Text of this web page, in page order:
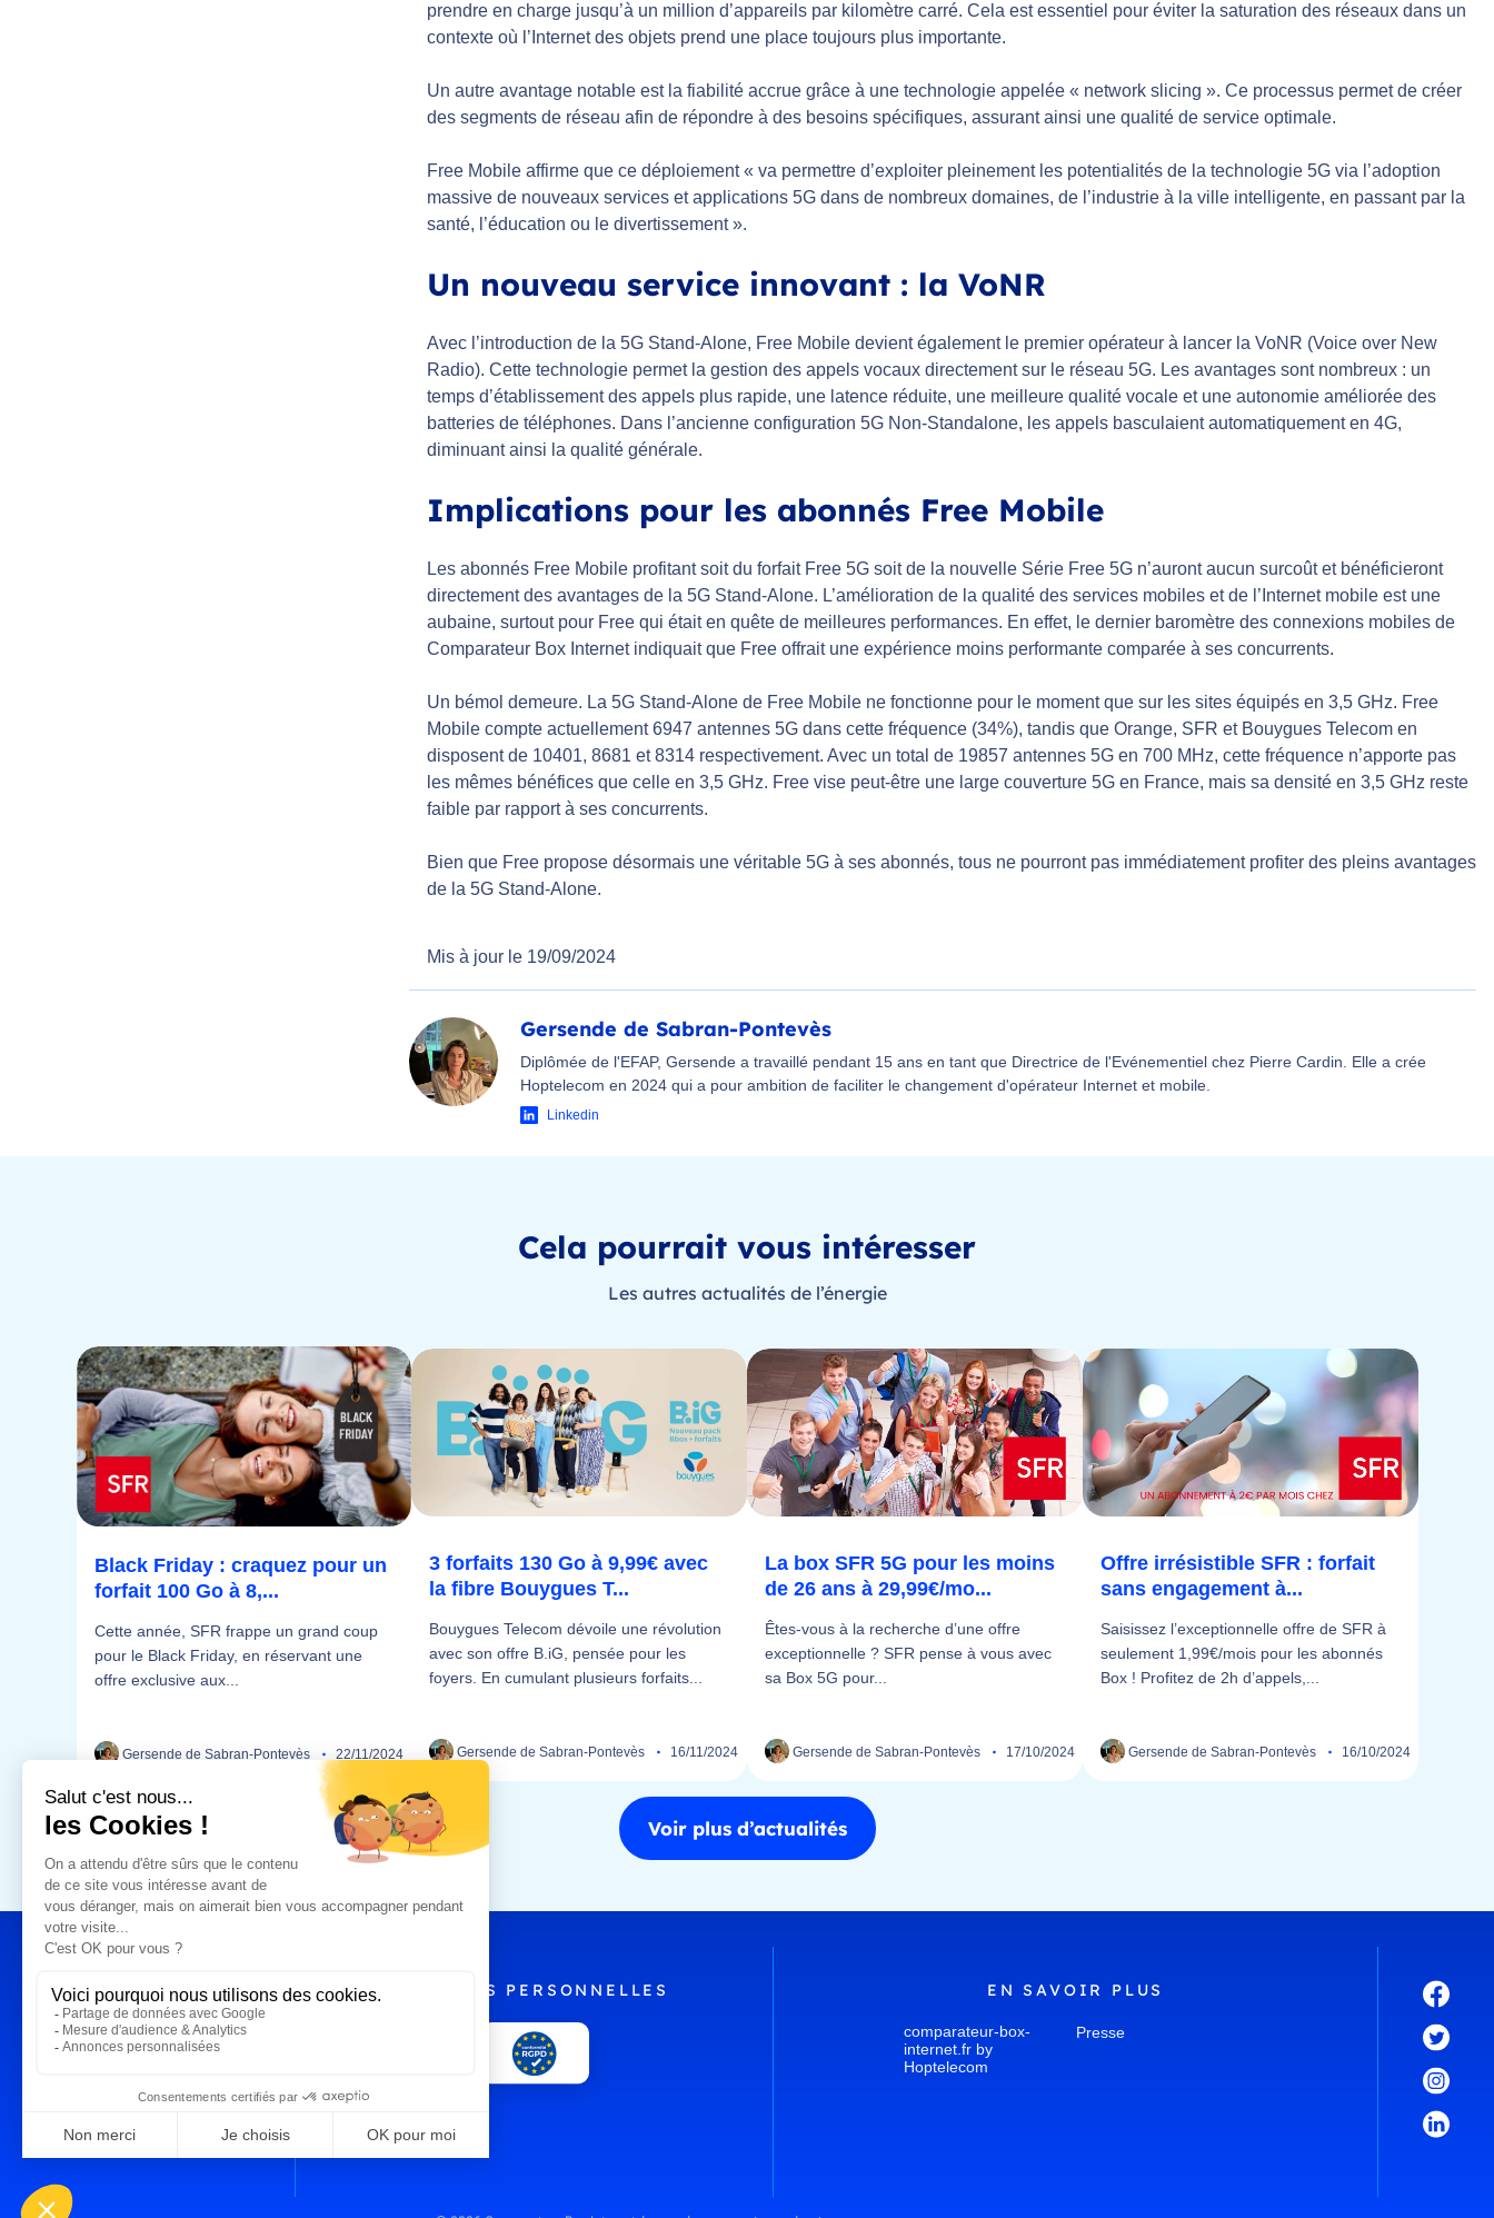
prendre en charge jusqu’à un million d’appareils par kilomètre carré. Cela est essentiel pour éviter la saturation des réseaux dans un
contexte où l’Internet des objets prend une place toujours plus importante.
Un autre avantage notable est la fiabilité accrue grâce à une technologie appelée « network slicing ». Ce processus permet de créer
des segments de réseau afin de répondre à des besoins spécifiques, assurant ainsi une qualité de service optimale.
Free Mobile affirme que ce déploiement « va permettre d’exploiter pleinement les potentialités de la technologie 5G via l’adoption
massive de nouveaux services et applications 5G dans de nombreux domaines, de l’industrie à la ville intelligente, en passant par la
santé, l’éducation ou le divertissement ».
Un nouveau service innovant : la VoNR
Avec l’introduction de la 5G Stand-Alone, Free Mobile devient également le premier opérateur à lancer la VoNR (Voice over New
Radio). Cette technologie permet la gestion des appels vocaux directement sur le réseau 5G. Les avantages sont nombreux : un
temps d’établissement des appels plus rapide, une latence réduite, une meilleure qualité vocale et une autonomie améliorée des
batteries de téléphones. Dans l’ancienne configuration 5G Non-Standalone, les appels basculaient automatiquement en 4G,
diminuant ainsi la qualité générale.
Implications pour les abonnés Free Mobile
Les abonnés Free Mobile profitant soit du forfait Free 5G soit de la nouvelle Série Free 5G n’auront aucun surcoût et bénéficieront
directement des avantages de la 5G Stand-Alone. L’amélioration de la qualité des services mobiles et de l’Internet mobile est une
aubaine, surtout pour Free qui était en quête de meilleures performances. En effet, le dernier baromètre des connexions mobiles de
Comparateur Box Internet indiquait que Free offrait une expérience moins performante comparée à ses concurrents.
Un bémol demeure. La 5G Stand-Alone de Free Mobile ne fonctionne pour le moment que sur les sites équipés en 3,5 GHz. Free
Mobile compte actuellement 6947 antennes 5G dans cette fréquence (34%), tandis que Orange, SFR et Bouygues Telecom en
disposent de 10401, 8681 et 8314 respectivement. Avec un total de 19857 antennes 5G en 700 MHz, cette fréquence n’apporte pas
les mêmes bénéfices que celle en 3,5 GHz. Free vise peut-être une large couverture 5G en France, mais sa densité en 3,5 GHz reste
faible par rapport à ses concurrents.
Bien que Free propose désormais une véritable 5G à ses abonnés, tous ne pourront pas immédiatement profiter des pleins avantages
de la 5G Stand-Alone.
Mis à jour le 19/09/2024
Gersende de Sabran-Pontevès
Diplômée de l'EFAP, Gersende a travaillé pendant 15 ans en tant que Directrice de l'Evénementiel chez Pierre Cardin. Elle a crée
Hoptelecom en 2024 qui a pour ambition de faciliter le changement d'opérateur Internet et mobile.
Linkedin
Cela pourrait vous intéresser
Les autres actualités de l’énergie
Black Friday : craquez pour un
forfait 100 Go à 8,...
Cette année, SFR frappe un grand coup
pour le Black Friday, en réservant une
offre exclusive aux...
Gersende de Sabran-Pontevès 22/11/2024
3 forfaits 130 Go à 9,99€ avec
la fibre Bouygues T...
Bouygues Telecom dévoile une révolution
avec son offre B.iG, pensée pour les
foyers. En cumulant plusieurs forfaits...
Gersende de Sabran-Pontevès 16/11/2024
La box SFR 5G pour les moins
de 26 ans à 29,99€/mo...
Êtes-vous à la recherche d’une offre
exceptionnelle ? SFR pense à vous avec
sa Box 5G pour...
Gersende de Sabran-Pontevès 17/10/2024
Offre irrésistible SFR : forfait
sans engagement à...
Saisissez l’exceptionnelle offre de SFR à
seulement 1,99€/mois pour les abonnés
Box ! Profitez de 2h d’appels,...
Gersende de Sabran-Pontevès 16/10/2024
Voir plus d’actualités
DONNÉES PERSONNELLES EN SAVOIR PLUS
comparateur-box-
internet.fr by
Hoptelecom
Presse